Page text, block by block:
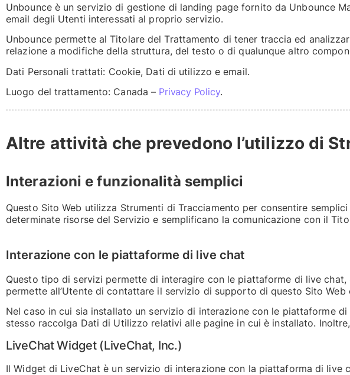
Unbounce è un servizio di gestione di landing page fornito da Unbounce
email degli Utenti interessati al proprio servizio.
Unbounce permette al Titolare del Trattamento di tener traccia ed
relazione a modifiche della struttura, del testo o di qualunque altro
Dati Personali trattati: Cookie, Dati di utilizzo e email.
Luogo del trattamento: Canada – Privacy Policy.
Altre attività che prevedono l’utilizzo di
Interazioni e funzionalità semplici
Questo Sito Web utilizza Strumenti di Tracciamento per consentire
determinate risorse del Servizio e semplificano la comunicazione con il
Interazione con le piattaforme di live chat
Questo tipo di servizi permette di interagire con le piattaforme di live
permette all’Utente di contattare il servizio di supporto di questo Sito
Nel caso in cui sia installato un servizio di interazione con le piattaforme
stesso raccolga Dati di Utilizzo relativi alle pagine in cui è installato.
LiveChat Widget (LiveChat, Inc.)
Il Widget di LiveChat è un servizio di interazione con la piattaforma di live